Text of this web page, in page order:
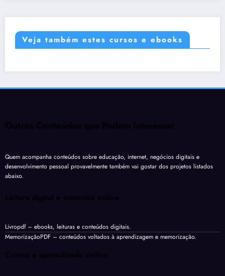
Veja também estes cursos e ebooks
Outros Conteúdos que Podem Interessar
Quem acompanha conteúdos sobre educação, internet, negócios digitais e
desenvolvimento pessoal provavelmente também vai gostar dos projetos listados
abaixo.
Leitura digital e materiais online
Livropdf– ebooks, leituras e conteúdos digitais.
MemorizaçãoPDF – conteúdos voltados à aprendizagem e memorização.
Cursos e aprendizado online